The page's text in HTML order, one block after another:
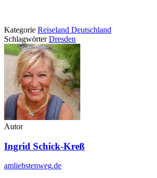
Kategorie Reiseland Deutschland
SchlagwörterDresden
Autor
Ingrid Schick-Kreß
amliebstenweg.de